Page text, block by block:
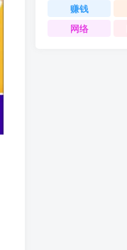
赚钱
网络